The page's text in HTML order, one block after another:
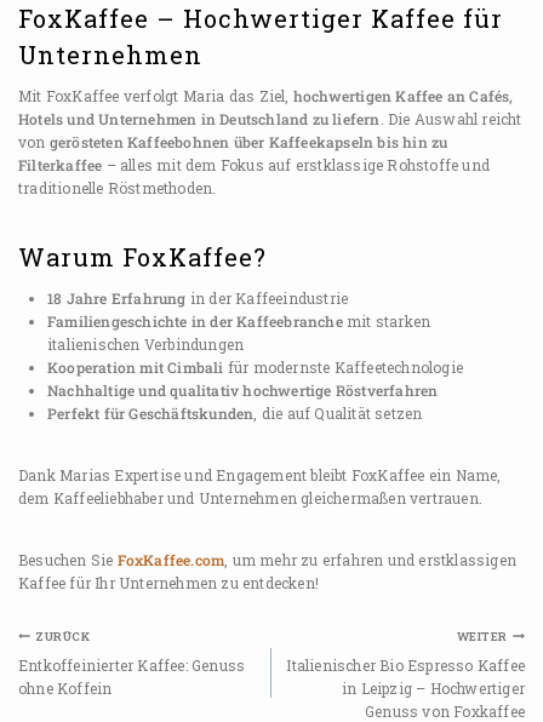
FoxKaffee – Hochwertiger Kaffee für
Unternehmen
Mit FoxKaffee verfolgt Maria das Ziel, hochwertigen Kaffee an Cafés,
Hotels und Unternehmen in Deutschland zu liefern . Die Auswahl reicht
von gerösteten Kaffeebohnen über Kaffeekapseln bis hin zu
Filterkaffee – alles mit dem Fokus auf erstklassige Rohstoffe und
traditionelle Röstmethoden.
Warum FoxKaffee?
18 Jahre Erfahrung in der Kaffeeindustrie
Familiengeschichte in der Kaffeebranchemit starken
italienischen Verbindungen
Kooperation mit Cimbali für modernste Kaffeetechnologie
Nachhaltige und qualitativ hochwertige Röstverfahren
Perfekt für Geschäftskunden , die auf Qualität setzen
Dank Marias Expertise und Engagement bleibt FoxKaffee ein Name,
dem Kaffeeliebhaber und Unternehmen gleichermaßen vertrauen.
Besuchen Sie FoxKaffee.com , um mehr zu erfahren und erstklassigen
Kaffee für Ihr Unternehmen zu entdecken!
ZURÜCK
Entkoffeinierter Kaffee: Genuss
ohne Koffein
WEITER
Italienischer Bio Espresso Kaffee
in Leipzig – Hochwertiger
Genuss von Foxkaffee